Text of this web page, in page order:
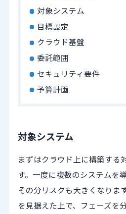
対象システム
目標設定
クラウド基盤
委託範囲
セキュリティ要件
予算計画
対象システム
まずはクラウド上に構築する
す。一度に複数のシステムを
その分リスクも大きくなりま
を見据えた上で、フェーズを